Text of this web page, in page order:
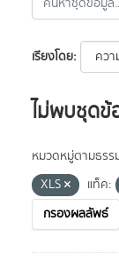
เรียงโดย
ไม่พบชุดข้
หมวดหมู่ตามธร
XLS
แท็ค:
กรองผลลัพธ์